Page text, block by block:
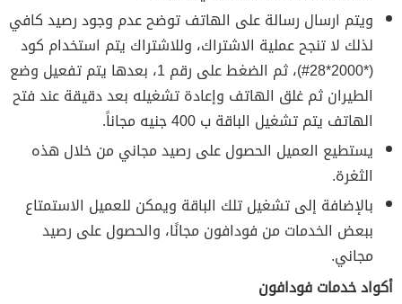
ويتم ارسال رسالة على الهاتف توضح عدم وجود رصيد كافي
لذلك لا تنجح عملية الاشتراك، وللاشتراك يتم استخدام كود
(*2000*28#)، ثم الضغط على رقم 1، بعدها يتم تفعيل وضع
الطيران ثم غلق الهاتف وإعادة تشغيله بعد دقيقة عند فتح
الهاتف يتم تشغيل الباقة ب 400 جنيه مجاناً.
يستطيع العميل الحصول على رصيد مجاني من خلال هذه
الثغرة.
بالإضافة إلى تشغيل تلك الباقة ويمكن للعميل الاستمتاع
ببعض الخدمات من فودافون مجانًا، والحصول على رصيد
مجاني.
أكواد خدمات فودافون